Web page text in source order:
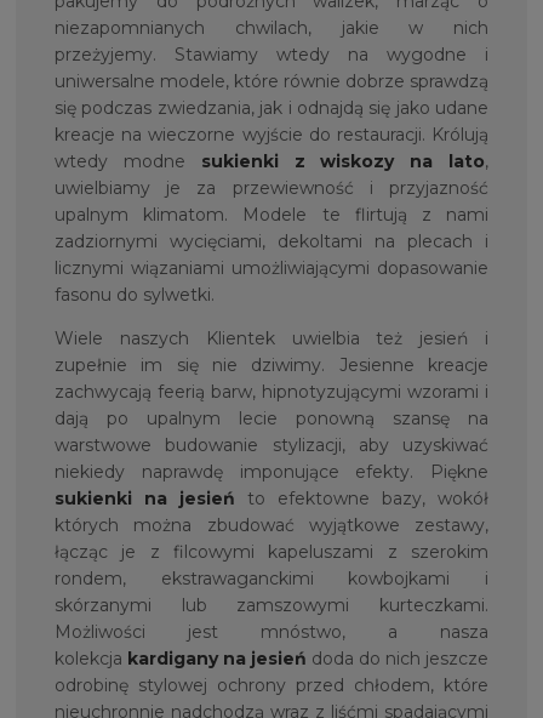
niezapomnianych chwilach, jakie w nich
przeżyjemy. Stawiamy wtedy na wygodne i
uniwersalne modele, które równie dobrze sprawdzą
się podczas zwiedzania, jak i odnajdą się jako udane
kreacje na wieczorne wyjście do restauracji. Królują
wtedy modne sukienki z wiskozy na lato,
uwielbiamy je za przewiewność i przyjazność
upalnym klimatom. Modele te flirtują z nami
zadziornymi wycięciami, dekoltami na plecach i
licznymi wiązaniami umożliwiającymi dopasowanie
fasonu do sylwetki.
Wiele naszych Klientek uwielbia też jesień i
zupełnie im się nie dziwimy. Jesienne kreacje
zachwycają feerią barw, hipnotyzującymi wzorami i
dają po upalnym lecie ponowną szansę na
warstwowe budowanie stylizacji, aby uzyskiwać
niekiedy naprawdę imponujące efekty. Piękne
sukienki na jesień to efektowne bazy, wokół
których można zbudować wyjątkowe zestawy,
łącząc je z filcowymi kapeluszami z szerokim
rondem, ekstrawaganckimi kowbojkami i
skórzanymi lub zamszowymi kurteczkami.
Możliwości jest mnóstwo, a nasza
kolekcja kardigany na jesień doda do nich jeszcze
odrobinę stylowej ochrony przed chłodem, które
nieuchronnie nadchodzą wraz z liśćmi spadającymi